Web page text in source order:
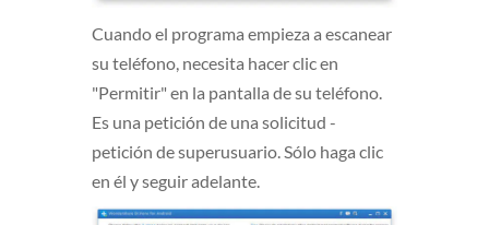
Cuando el programa empieza a escanear
su teléfono, necesita hacer clic en
"Permitir" en la pantalla de su teléfono.
Es una petición de una solicitud -
petición de superusuario. Sólo haga clic
en él y seguir adelante.